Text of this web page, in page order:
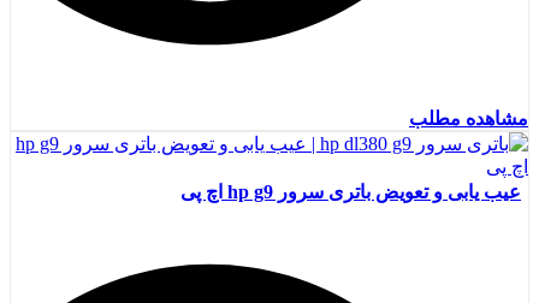
مشاهده مطلب
عیب یابی و تعویض باتری سرور hp g9 اچ پی